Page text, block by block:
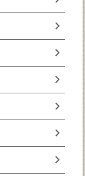
chevron_right
chevron_right
chevron_right
chevron_right
chevron_right
chevron_right